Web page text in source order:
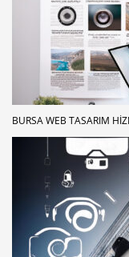
BURSA WEB TASARIM